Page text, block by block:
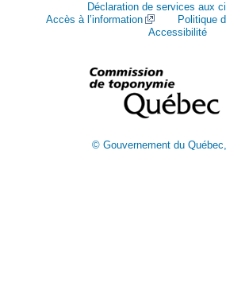
Déclaration de services aux
Accès à l’information
Politique
Accessibilité
© Gouvernement du